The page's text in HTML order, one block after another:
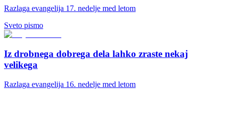
Razlaga evangelija 17. nedelje med letom
Sveto pismo
Iz drobnega dobrega dela lahko zraste nekaj
velikega
Razlaga evangelija 16. nedelje med letom